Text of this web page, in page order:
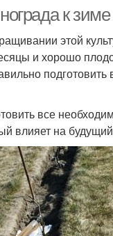
к
этой
и хорошо
подготовить
все
влияет на